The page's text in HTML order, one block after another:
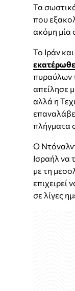
Τα
που
ακόμη μία
Το Ιράν
πυραύλων
απείλησε
αλλά η
πλήγματα
Ο
Ισραήλ να
με τη
επιχειρεί
σε λίγες